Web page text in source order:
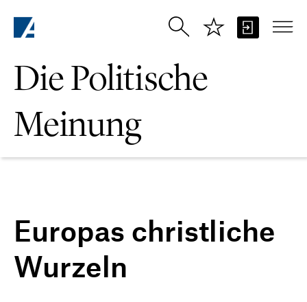
Die Politische
Meinung
Europas christliche
Wurzeln